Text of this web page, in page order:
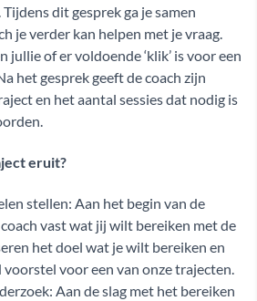
dit gesprek ga je samen
je verder kan helpen met je vraag.
jullie of er voldoende ‘klik’ is voor een
het gesprek geeft de coach zijn
en het aantal sessies dat nodig is
eruit?
stellen: Aan het begin van de
vast wat jij wilt bereiken met de
het doel wat je wilt bereiken en
voor een van onze trajecten.
Aan de slag met het bereiken